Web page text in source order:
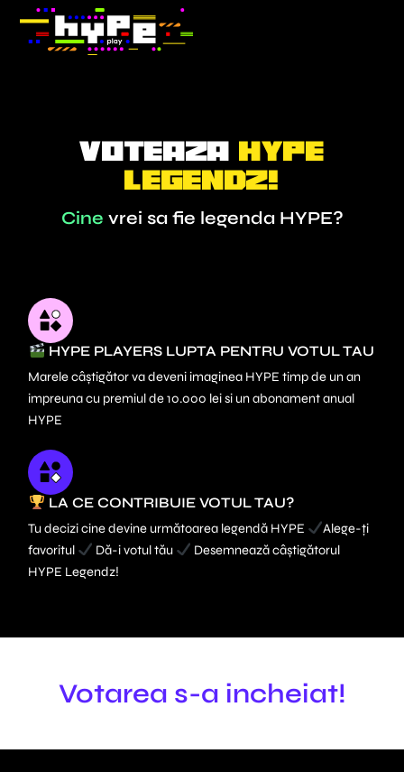
content
voteaza Hype
legendz!
Cine vrei sa fie legenda HYPE?
HYPE PLAYERS LUPTA PENTRU VOTUL TAU
Marele câștigător va deveni imaginea HYPE timp de un an
impreuna cu premiul de 10.000 lei si un abonament anual
HYPE
LA CE CONTRIBUIE VOTUL TAU?
Tu decizi cine devine următoarea legendă HYPE
Alege-ți
favoritul
Dă-i votul tău
Desemnează câștigătorul
HYPE Legendz!
Votarea s-a incheiat!